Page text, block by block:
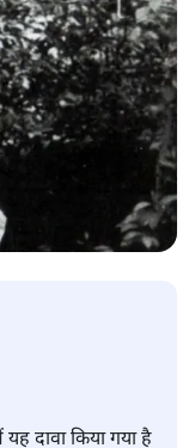
यह दावा किया गया है